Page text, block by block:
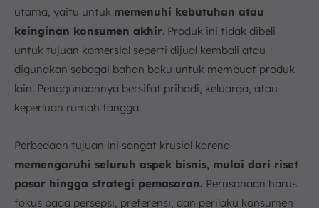
utama, yaitu untuk memenuhi kebutuhan atau
keinginan konsumen akhir. Produk ini tidak dibeli
untuk tujuan komersial seperti dijual kembali atau
digunakan sebagai bahan baku untuk membuat produk
lain. Penggunaannya bersifat pribadi, keluarga, atau
keperluan rumah tangga.
Perbedaan tujuan ini sangat krusial karena
memengaruhi seluruh aspek bisnis, mulai dari riset
pasar hingga strategi pemasaran. Perusahaan harus
fokus pada persepsi, preferensi, dan perilaku konsumen